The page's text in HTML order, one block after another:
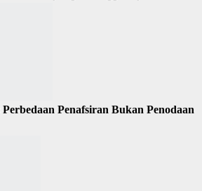
Penafsiran Bukan Penodaan